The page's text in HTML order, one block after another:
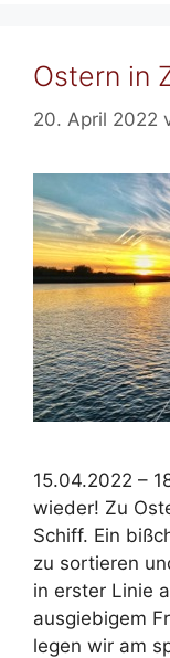
Ostern in
20. April 2022
15.04.2022 –
wieder! Zu
Schiff. Ein
zu sortieren
in erster Linie
ausgiebigem
legen wir am